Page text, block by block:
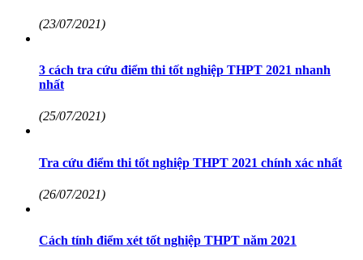
(23/07/2021)
3 cách tra cứu điểm thi tốt nghiệp THPT 2021 nhanh
nhất
(25/07/2021)
Tra cứu điểm thi tốt nghiệp THPT 2021 chính xác nhất
(26/07/2021)
Cách tính điểm xét tốt nghiệp THPT năm 2021